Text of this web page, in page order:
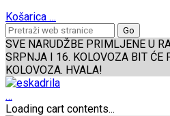
Košarica …
SVE NARUDŽBE PRIMLJENE U
SRPNJA I 16. KOLOVOZA BIT ĆE
KOLOVOZA. HVALA!
…
Loading cart contents...